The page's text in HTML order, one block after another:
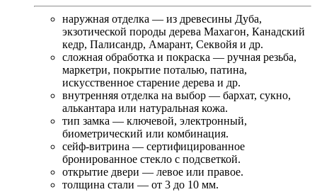
наружная отделка — из древесины Дуба,
экзотической породы дерева Махагон, Канадский
кедр, Палисандр, Амарант, Секвойя и др.
сложная обработка и покраска — ручная резьба,
маркетри, покрытие поталью, патина,
искусственное старение дерева и др.
внутренняя отделка на выбор — бархат, сукно,
алькантара или натуральная кожа.
тип замка — ключевой, электронный,
биометрический или комбинация.
сейф-витрина — сертифицированное
бронированное стекло с подсветкой.
открытие двери — левое или правое.
толщина стали — от 3 до 10 мм.